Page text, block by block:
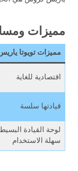
مميزات
مميزات تويوتا
اقتصادية للغاية
قيادتها سلسة
لوحة القيادة
سهلة الاستخدام